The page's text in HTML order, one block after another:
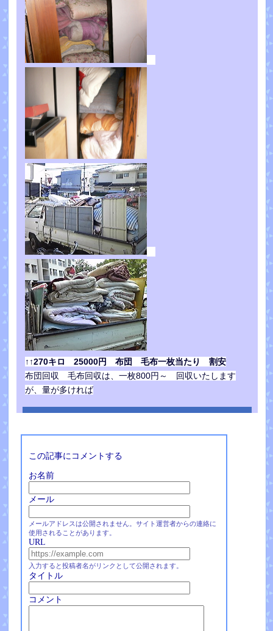
↑↑270キロ 25000円 布団 毛布一枚当たり 割安
布団回収 毛布回収は、一枚800円～ 回収いたします
が、量が多ければ
この記事にコメントする
お名前
メール
メールアドレスは公開されません。サイト運営者からの連絡に
使用されることがあります。
URL
入力すると投稿者名がリンクとして公開されます。
タイトル
コメント